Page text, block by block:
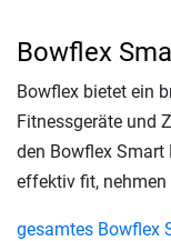
Bowflex
Bowflex bietet ein
Fitnessgeräte und
den Bowflex Smart
effektiv fit,
gesamtes Bowflex